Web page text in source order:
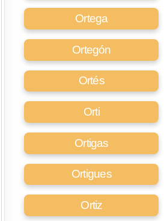
Ortega
Ortegón
Ortés
Orti
Ortigas
Ortigues
Ortiz